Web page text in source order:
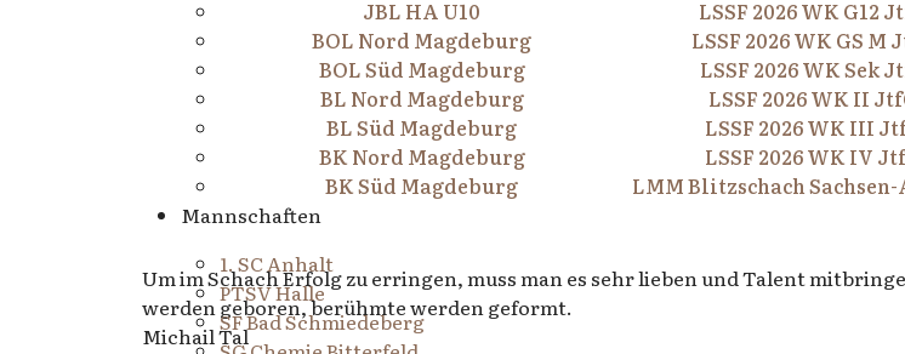
Um im Schach Erfolg zu erringen, muss man es sehr lieben und Talent
werden geboren, berühmte werden geformt.
Michail Tal
JBL HA U10
LSSF 2026 WK G12
BOL Nord Magdeburg
LSSF 2026 WK GS M
BOL Süd Magdeburg
LSSF 2026 WK Sek
BL Nord Magdeburg
LSSF 2026 WK II
BL Süd Magdeburg
LSSF 2026 WK III
BK Nord Magdeburg
LSSF 2026 WK IV
BK Süd Magdeburg
LMM Blitzschach
Mannschaften
1. SC Anhalt
PTSV Halle
SF Bad Schmiedeberg